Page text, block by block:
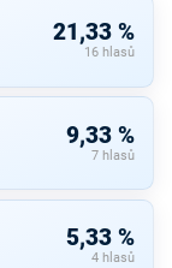
21,33 %
16 hlasů
9,33 %
7 hlasů
5,33 %
4 hlasů